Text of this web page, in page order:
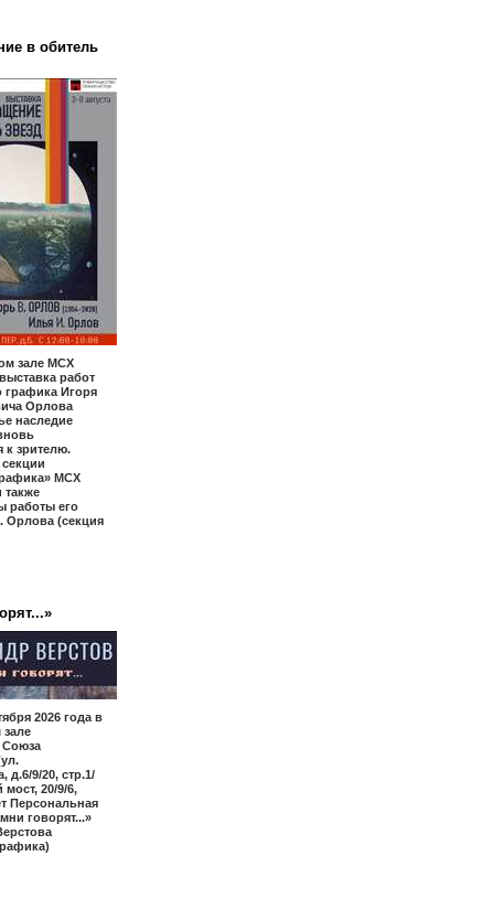
в обитель
зале МСХ
работ
графика Игоря
Орлова
наследие
к зрителю.
МСХ
также
работы его
Орлова (секция
2026 года в
Союза
д.6/9/20, стр.1/
мост, 20/9/6,
Персональная
говорят...»